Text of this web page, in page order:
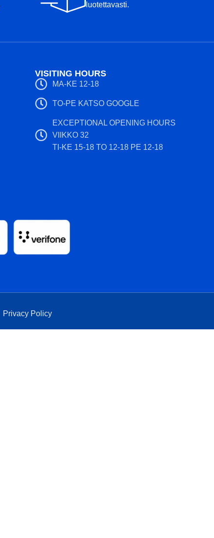
luotettavasti.
VISITING HOURS
MA-KE 12-18
TO-PE KATSO GOOGLE
EXCEPTIONAL OPENING HOURS
VIIKKO 32
TI-KE 15-18 TO 12-18 PE 12-18
Privacy Policy